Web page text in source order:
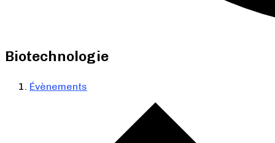
Biotechnologie
Évènements